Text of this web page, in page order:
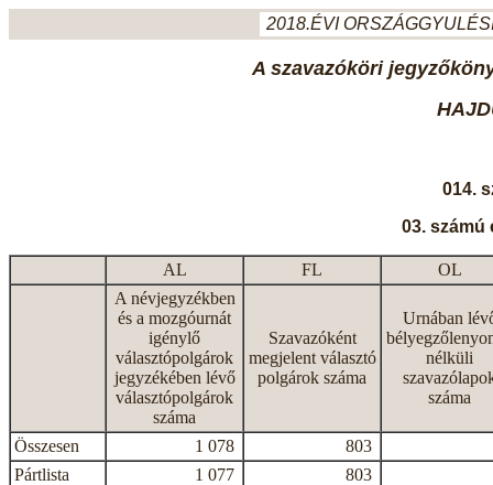
2018.ÉVI
A szavazóköri
014.
03. számú
AL FL
OL
A névjegyzékben
és a mozgóurnát
igénylő
választópolgárok
jegyzékében lévő
választópolgárok
száma
Szavazóként
megjelent választó
polgárok száma
Urnában
nélküli
száma
Összesen 1 078
803
Pártlista
1 077
803